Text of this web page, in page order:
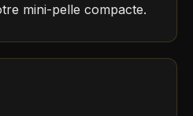
mini-pelle compacte.